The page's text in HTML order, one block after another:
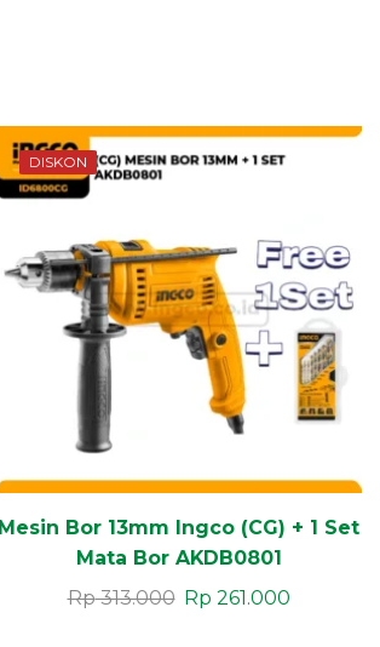
DISKON
Mesin Bor 13mm Ingco (CG) + 1 Set
Mata Bor AKDB0801
Rp313.000 Rp 261.000